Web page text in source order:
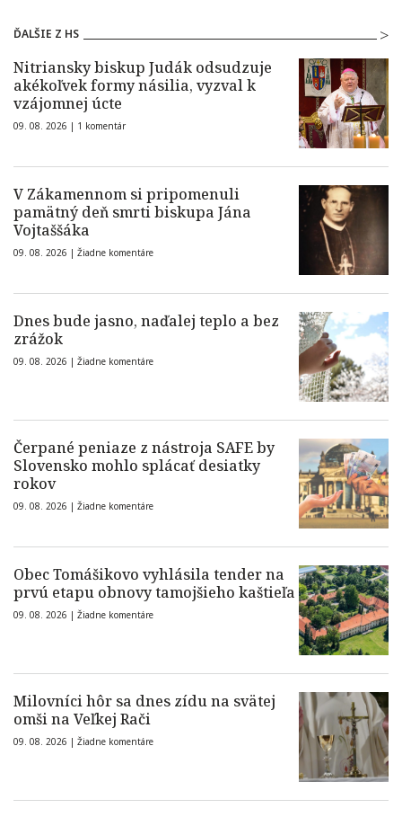
ĎALŠIE Z HS
Nitriansky biskup Judák odsudzuje
akékoľvek formy násilia, vyzval k
vzájomnej úcte
09. 08. 2026 | 1 komentár
V Zákamennom si pripomenuli
pamätný deň smrti biskupa Jána
Vojtaššáka
09. 08. 2026 | Žiadne komentáre
Dnes bude jasno, naďalej teplo a bez
zrážok
09. 08. 2026 | Žiadne komentáre
Čerpané peniaze z nástroja SAFE by
Slovensko mohlo splácať desiatky
rokov
09. 08. 2026 | Žiadne komentáre
Obec Tomášikovo vyhlásila tender na
prvú etapu obnovy tamojšieho kaštieľa
09. 08. 2026 | Žiadne komentáre
Milovníci hôr sa dnes zídu na svätej
omši na Veľkej Rači
09. 08. 2026 | Žiadne komentáre